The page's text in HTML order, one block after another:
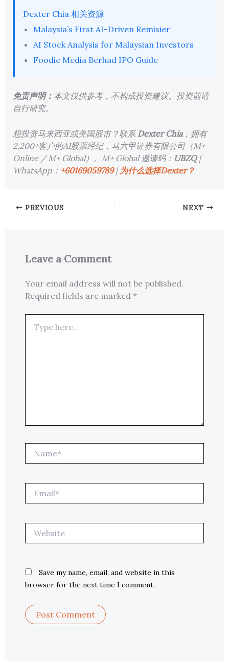
Dexter Chia 相关资源
Malaysia’s First AI-Driven Remisier
AI Stock Analysis for Malaysian Investors
Foodie Media Berhad IPO Guide
免责声明： 本文仅供参考，不构成投资建议。投资前请
自行研究。
想投资马来西亚或美国股市？联系 Dexter Chia，拥有
2,200+客户的AI股票经纪，马六甲证券有限公司（M+
Online / M+ Global）。M+ Global 邀请码： UBZQ|
WhatsApp： +60169059789| 为什么选择Dexter？
PREVIOUS NEXT
Leave a Comment
Your email address will not be published.
Required fields are marked *
here..
Save my name, email, and website in this
browser for the next time I comment.